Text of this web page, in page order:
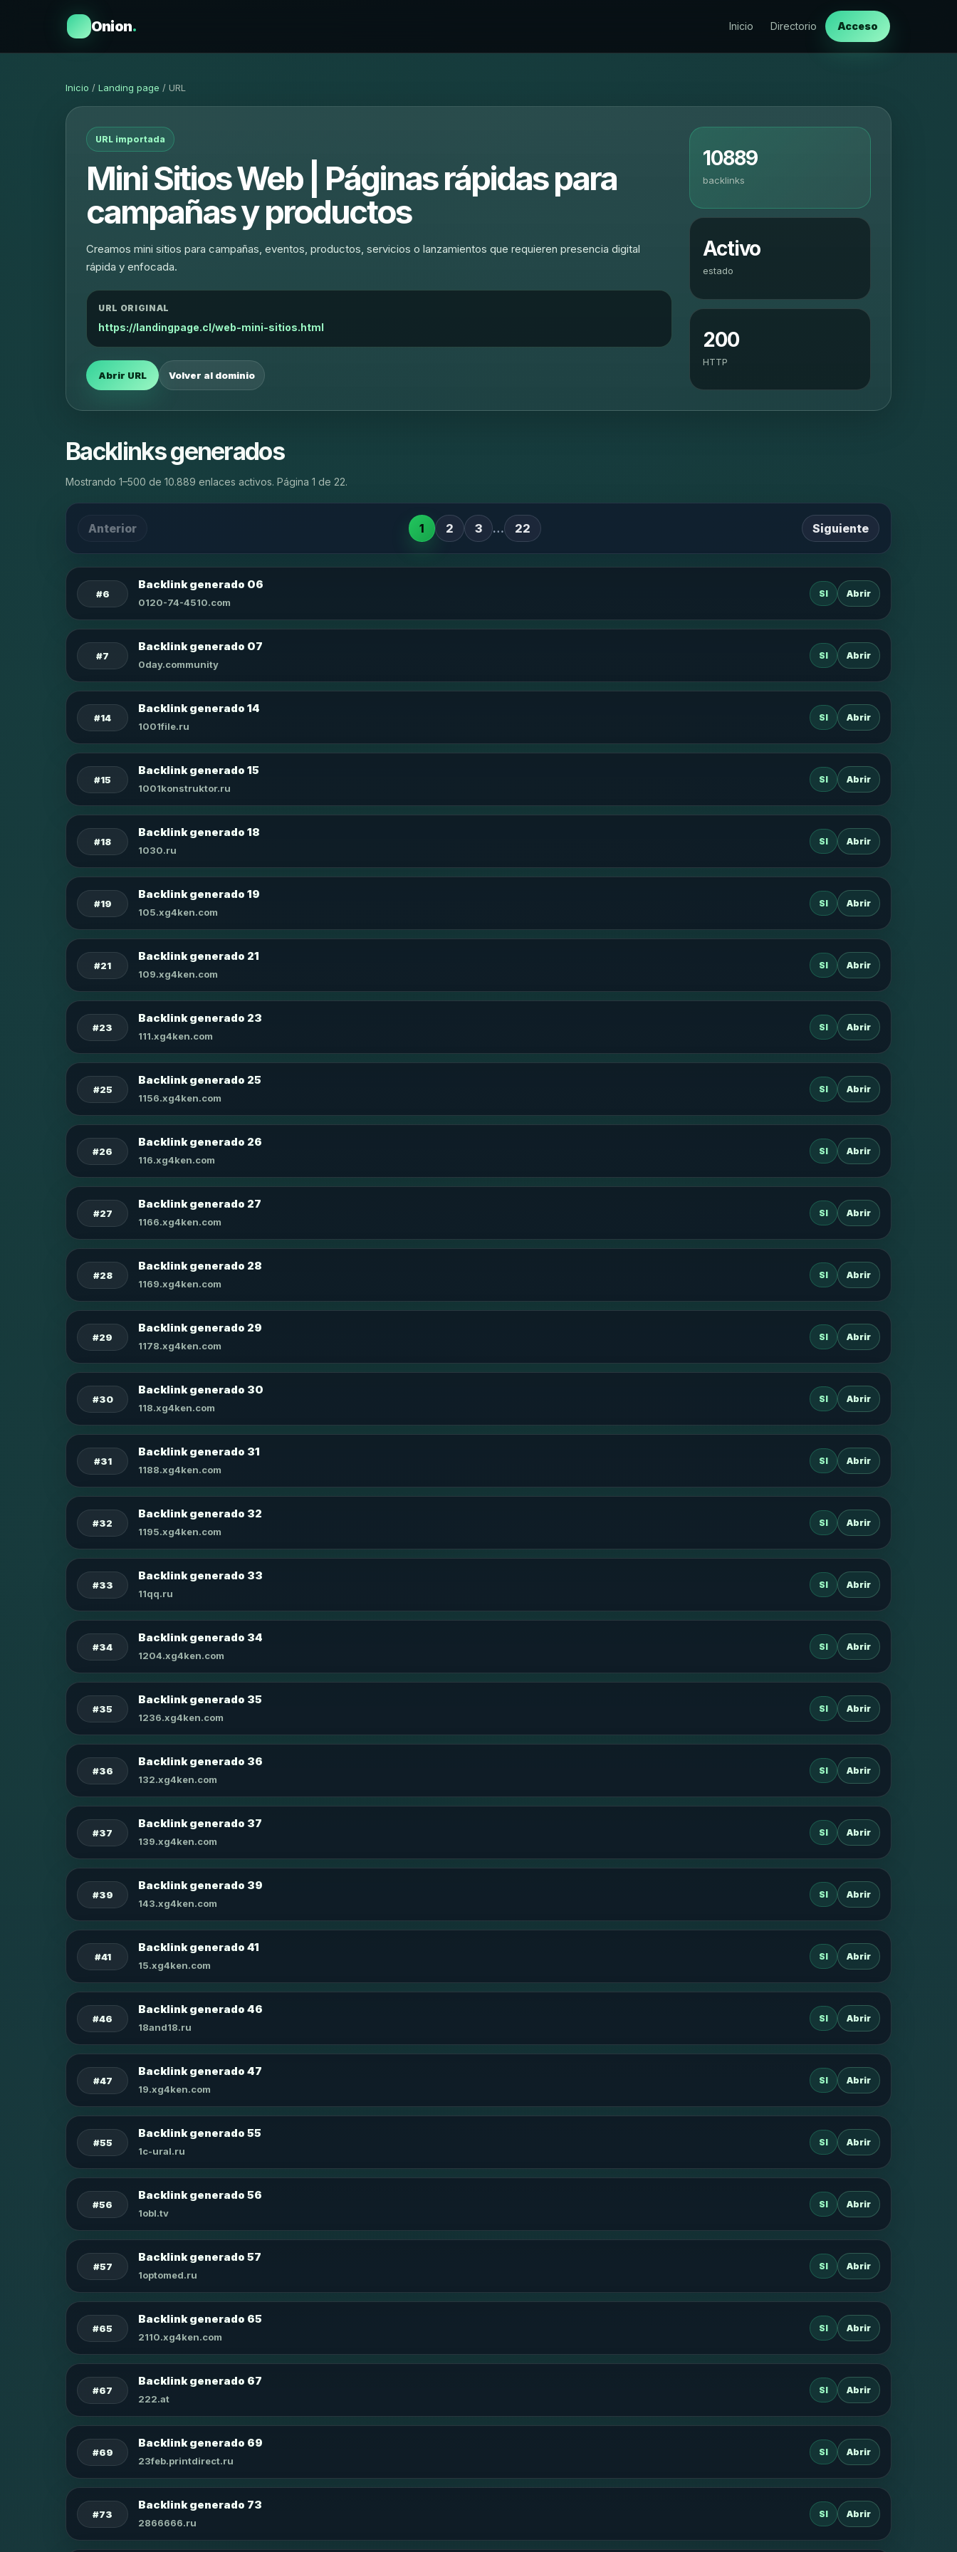
Onion. Inicio Directorio Acceso
Inicio / Landing page / URL
URL importada
Mini Sitios Web | Páginas rápidas para
campañas y productos
Creamos mini sitios para campañas, eventos, productos, servicios o lanzamientos que requieren presencia digital
rápida y enfocada.
URL ORIGINAL
https://landingpage.cl/web-mini-sitios.html
Abrir URL Volver al dominio
10889
backlinks
Activo
estado
200
HTTP
Backlinks generados
Mostrando 1–500 de 10.889 enlaces activos. Página 1 de 22.
Anterior 1 2 3 … 22 Siguiente
#6
Backlink generado 06
0120-74-4510.com
SI Abrir
#7
Backlink generado 07
0day.community
SI Abrir
#14
Backlink generado 14
1001file.ru
SI Abrir
#15
Backlink generado 15
1001konstruktor.ru
SI Abrir
#18
Backlink generado 18
1030.ru
SI Abrir
#19
Backlink generado 19
105.xg4ken.com
SI Abrir
#21
Backlink generado 21
109.xg4ken.com
SI Abrir
#23
Backlink generado 23
111.xg4ken.com
SI Abrir
#25
Backlink generado 25
1156.xg4ken.com
SI Abrir
#26
Backlink generado 26
116.xg4ken.com
SI Abrir
#27
Backlink generado 27
1166.xg4ken.com
SI Abrir
#28
Backlink generado 28
1169.xg4ken.com
SI Abrir
#29
Backlink generado 29
1178.xg4ken.com
SI Abrir
#30
Backlink generado 30
118.xg4ken.com
SI Abrir
#31
Backlink generado 31
1188.xg4ken.com
SI Abrir
#32
Backlink generado 32
1195.xg4ken.com
SI Abrir
#33
Backlink generado 33
11qq.ru
SI Abrir
#34
Backlink generado 34
1204.xg4ken.com
SI Abrir
#35
Backlink generado 35
1236.xg4ken.com
SI Abrir
#36
Backlink generado 36
132.xg4ken.com
SI Abrir
#37
Backlink generado 37
139.xg4ken.com
SI Abrir
#39
Backlink generado 39
143.xg4ken.com
SI Abrir
#41
Backlink generado 41
15.xg4ken.com
SI Abrir
#46
Backlink generado 46
18and18.ru
SI Abrir
#47
Backlink generado 47
19.xg4ken.com
SI Abrir
#55
Backlink generado 55
1c-ural.ru
SI Abrir
#56
Backlink generado 56
1obl.tv
SI Abrir
#57
Backlink generado 57
1optomed.ru
SI Abrir
#65
Backlink generado 65
2110.xg4ken.com
SI Abrir
#67
Backlink generado 67
222.at
SI Abrir
#69
Backlink generado 69
23feb.printdirect.ru
SI Abrir
#73
Backlink generado 73
2866666.ru
SI Abrir